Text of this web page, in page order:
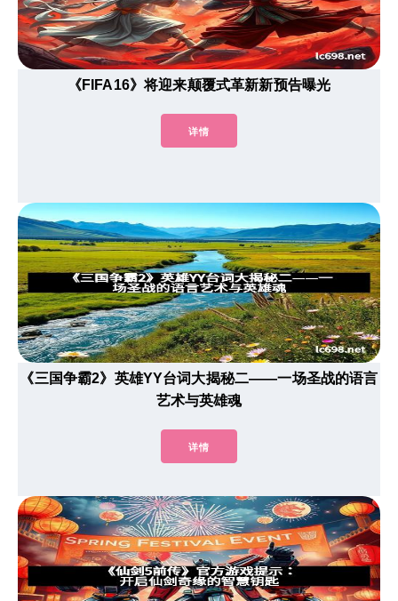
《FIFA16》将迎来颠覆式革新新预告曝光
详情
《三国争霸2》英雄YY台词大揭秘二——一场圣战的语言
艺术与英雄魂
详情